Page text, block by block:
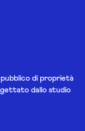
di proprietà
dallo studio